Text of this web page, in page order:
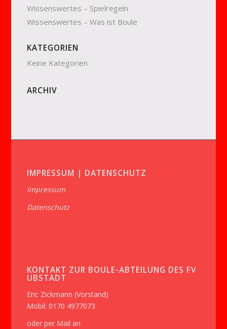
Wissenswertes – Spielregeln
Wissenswertes – Was ist Boule
KATEGORIEN
Keine Kategorien
ARCHIV
IMPRESSUM | DATENSCHUTZ
Impressum
Datenschutz
KONTAKT ZUR BOULE-ABTEILUNG DES FV
UBSTADT
Eric Zickmann (Vorstand)
Mobil: 0170 4977073
oder per Mail an